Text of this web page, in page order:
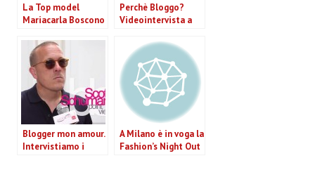
La Top model
Mariacarla Boscono
a Milano
Perchè Bloggo?
Videointervista a
Chiara Ferragni
Blogger mon amour.
Intervistiamo i
A Milano è in voga la
Fashion’s Night Out